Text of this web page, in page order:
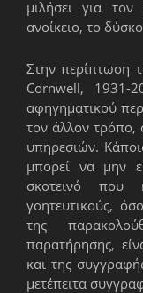
μιλήσει για
ανοίκειο, το
Στην περίπτωση
Cornwell, 1931-
αφηγηματικού
τον άλλον τρόπο,
υπηρεσιών.
μπορεί να μην
σκοτεινό που
γοητευτικούς,
της
παρατήρησης,
και της
μετέπειτα